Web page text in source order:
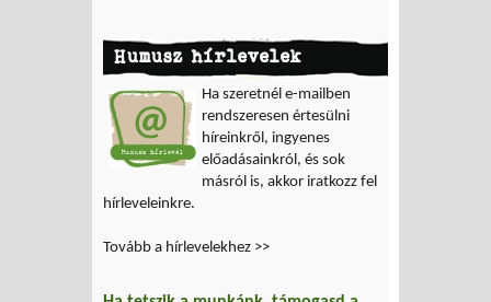
Humusz hírlevelek
Ha szeretnél e-mailben
rendszeresen értesülni
híreinkről, ingyenes
előadásainkról, és sok
másról is, akkor iratkozz fel
hírleveleinkre.
Tovább a hírlevelekhez >>